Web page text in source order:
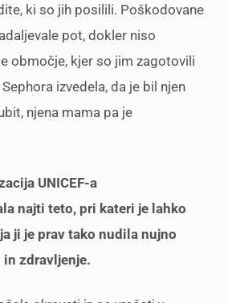
ki so jih posilili. Poškodovane
pot, dokler niso
območje, kjer so jim zagotovili
izvedela, da je bil njen
njena mama pa je
UNICEF-a
najti teto, pri kateri je lahko
ji je prav tako nudila nujno
zdravljenje.